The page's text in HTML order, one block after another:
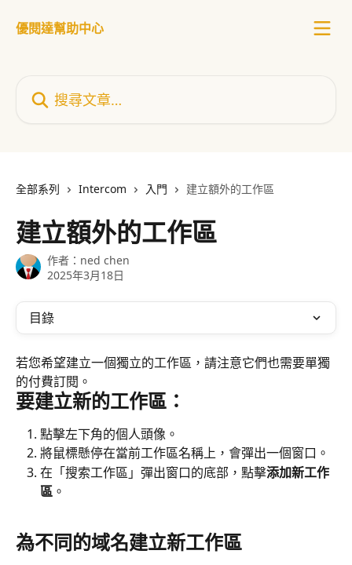
優閱達幫助中心
全部系列 Intercom 入門 建立額外的工作區
建立額外的工作區
作者： ned chen
2025年3月18日
目錄
若您希望建立一個獨立的工作區，請注意它們也需要單獨
的付費訂閱。
要建立新的工作區：
點擊左下角的個人頭像。
將鼠標懸停在當前工作區名稱上，會彈出一個窗口。
在「搜索工作區」彈出窗口的底部，點擊添加新工作
區 。
為不同的域名建立新工作區